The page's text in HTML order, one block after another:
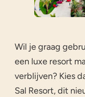
Wil je graag
een luxe resort
verblijven? Kies
Sal Resort, dit